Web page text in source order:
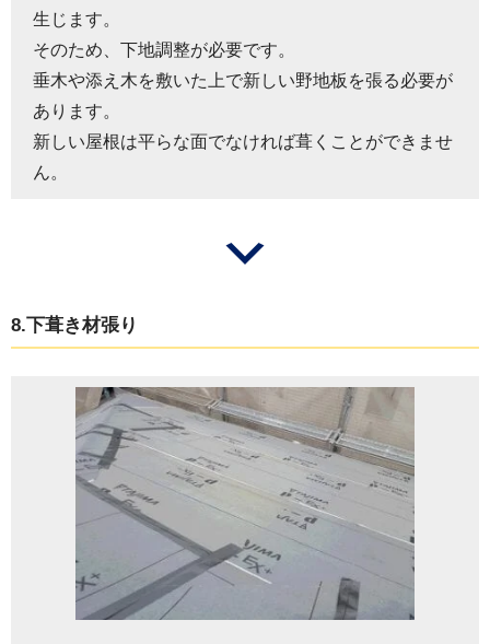
生じます。
そのため、下地調整が必要です。
垂木や添え木を敷いた上で新しい野地板を張る必要が
あります。
新しい屋根は平らな面でなければ葺くことができませ
ん。
8.下葺き材張り